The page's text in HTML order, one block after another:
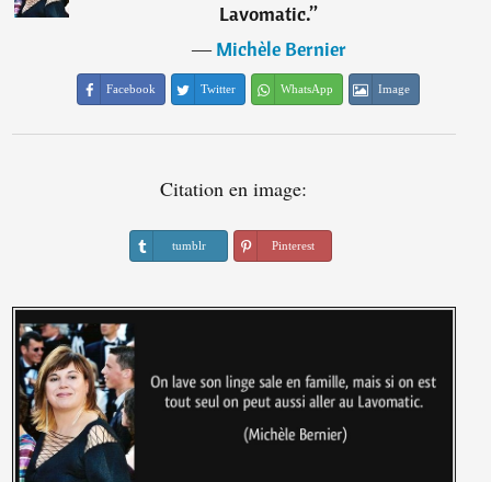
Lavomatic.”
―Michèle Bernier
Facebook Twitter WhatsApp Image
Citation en image:
tumblr Pinterest